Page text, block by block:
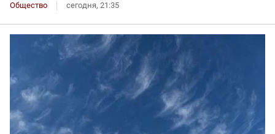
Общество сегодня, 21:35